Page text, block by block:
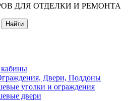
ДЛЯ ОТДЕЛКИ И РЕМОНТА
Двери, Поддоны
уголки и ограждения
двери